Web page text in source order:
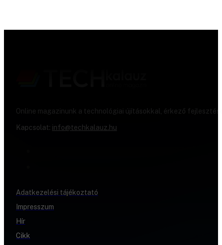
Online magazinunk a technológiai újításokkal, érkező
Kapcsolat: info@techkalauz.hu
Adatkezelési tájékoztató
Impresszum
Hír
Cikk